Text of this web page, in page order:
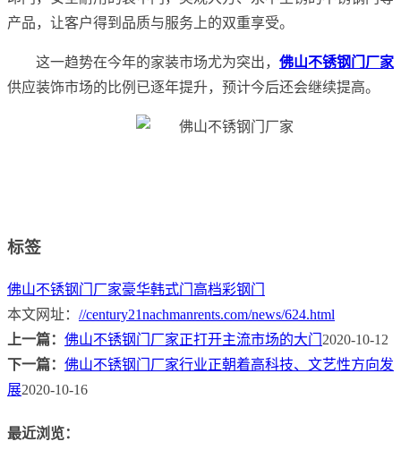
产品，让客户得到品质与服务上的双重享受。
这一趋势在今年的家装市场尤为突出， 佛山不锈钢门厂家
供应装饰市场的比例已逐年提升，预计今后还会继续提高。
标签
佛山不锈钢门厂家豪华韩式门 高档彩钢门
本文网址： //century21nachmanrents.com/news/624.html
上一篇： 佛山不锈钢门厂家正打开主流市场的大门 2020-10-12
下一篇： 佛山不锈钢门厂家行业正朝着高科技、文艺性方向发
展2020-10-16
最近浏览：